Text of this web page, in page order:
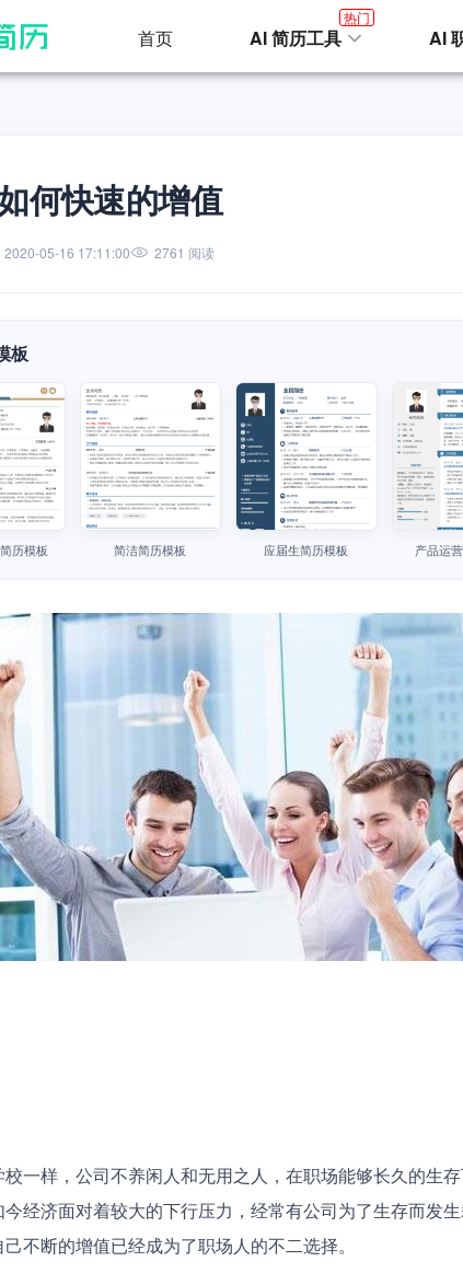
首页 AI 简历工具
热门
AI
何快速的增值
2020-05-16 17:11:00 2761 阅读
板
历模板 简洁简历模板 应届生简历模板 产品运
一样，公司不养闲人和无用之人，在职场能够长久的生
经济面对着较大的下行压力，经常有公司为了生存而发
不断的增值已经成为了职场人的不二选择。